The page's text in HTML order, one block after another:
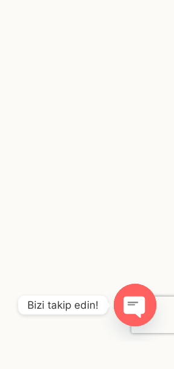
Bizi takip edin!
O